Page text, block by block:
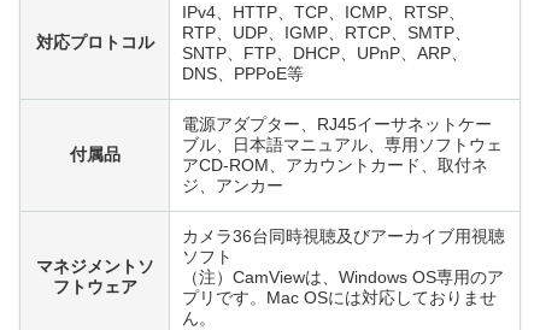
対応プロトコル
IPv4、HTTP、TCP、ICMP、RTSP、
RTP、UDP、IGMP、RTCP、SMTP、
SNTP、FTP、DHCP、UPnP、ARP、
DNS、PPPoE等
付属品
電源アダプター、RJ45イーサネットケー
ブル、日本語マニュアル、専用ソフトウェ
アCD-ROM、アカウントカード、取付ネ
ジ、アンカー
マネジメントソ
フトウェア
カメラ36台同時視聴及びアーカイブ用視聴
ソフト
（注）CamViewは、Windows OS専用のア
プリです。Mac OSには対応しておりませ
ん。